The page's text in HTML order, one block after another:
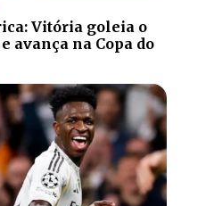
Vitória goleia o
avança na Copa do